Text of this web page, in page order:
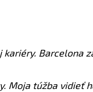
Barcelona
Moja túžba vidieť